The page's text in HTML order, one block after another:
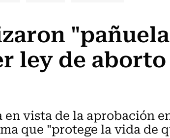
ley de aborto
vista de la aprobación
que "protege la vida de